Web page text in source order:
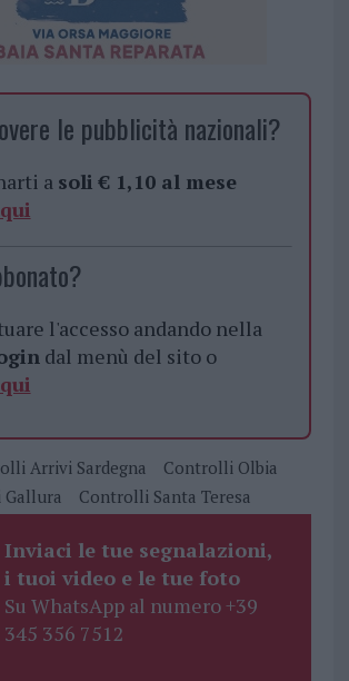
le pubblicità nazionali?
a soli € 1,10 al mese
qui
l'accesso andando nella
dal menù del sito o
qui
Arrivi Sardegna
Controlli Olbia
Controlli Santa Teresa
Inviaci le tue segnalazioni,
i tuoi video e le tue foto
Su WhatsApp al numero +39
345 356 7512